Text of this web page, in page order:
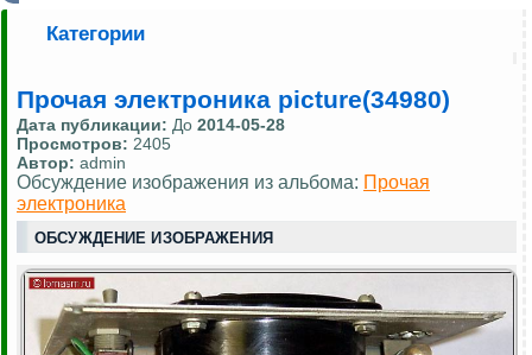
Категории
Прочая электроника picture(34980)
Дата публикации: До 2014-05-28
Просмотров: 2405
Автор: admin
Обсуждение изображения из альбома: Прочая
электроника
ОБСУЖДЕНИЕ ИЗОБРАЖЕНИЯ